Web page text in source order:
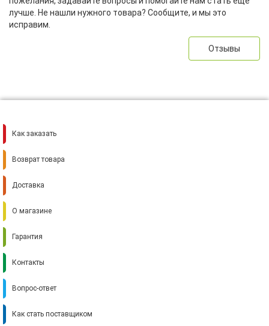
лучше. Не нашли нужного товара? Сообщите, и мы это
исправим.
Отзывы
Как заказать
Возврат товара
Доставка
О магазине
Гарантия
Контакты
Вопрос-ответ
Как стать поставщиком